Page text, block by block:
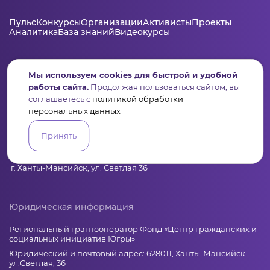
ПульсКонкурсыОрганизацииАктивистыПроекты
АналитикаБаза знанийВидеокурсы
Контакты
+7 (346) 735-11-30
elkanko@ugranko.ru
Адрес
628011, Россия, Ханты-Мансийский автономный округ – Югра,
г. Ханты-Мансийск, ул. Светлая 36
Юридическая информация
Региональный грантооператор Фонд «Центр гражданских и
социальных инициатив Югры»
Юридический и почтовый адрес: 628011, Ханты-Мансийск,
ул.Светлая, 36
Мы используем cookies для быстрой и удобной
работы сайта. Продолжая пользоваться сайтом, вы
соглашаетесь с политикой обработки
персональных данных
Принять